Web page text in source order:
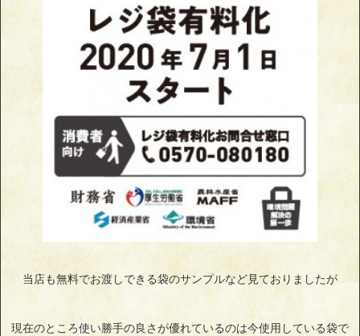
当店も無料でお渡しできる袋のサンプルなど見ておりましたが
現在のところ使い勝手の良さが優れているのは今使用している袋で